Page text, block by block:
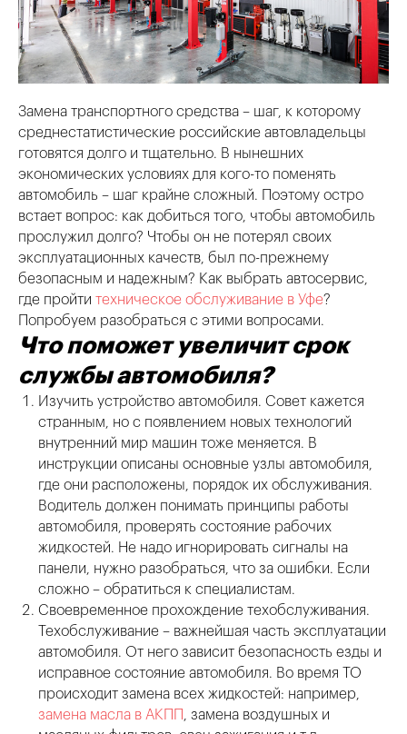
Замена транспортного средства – шаг, к которому
среднестатистические российские автовладельцы
готовятся долго и тщательно. В нынешних
экономических условиях для кого-то поменять
автомобиль – шаг крайне сложный. Поэтому остро
встает вопрос: как добиться того, чтобы автомобиль
прослужил долго? Чтобы он не потерял своих
эксплуатационных качеств, был по-прежнему
безопасным и надежным? Как выбрать автосервис,
где пройти техническое обслуживание в Уфе?
Попробуем разобраться с этими вопросами.
Что поможет увеличит срок
службы автомобиля?
Изучить устройство автомобиля. Совет кажется
странным, но с появлением новых технологий
внутренний мир машин тоже меняется. В
инструкции описаны основные узлы автомобиля,
где они расположены, порядок их обслуживания.
Водитель должен понимать принципы работы
автомобиля, проверять состояние рабочих
жидкостей. Не надо игнорировать сигналы на
панели, нужно разобраться, что за ошибки. Если
сложно – обратиться к специалистам.
Своевременное прохождение техобслуживания.
Техобслуживание – важнейшая часть эксплуатации
автомобиля. От него зависит безопасность езды и
исправное состояние автомобиля. Во время ТО
происходит замена всех жидкостей: например,
замена масла в АКПП
, замена воздушных и